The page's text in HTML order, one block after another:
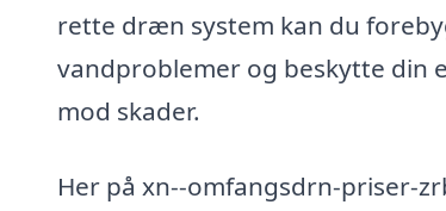
rette dræn system kan du
vandproblemer og beskytte din
mod skader.
Her på xn--omfangsdrn-priser-